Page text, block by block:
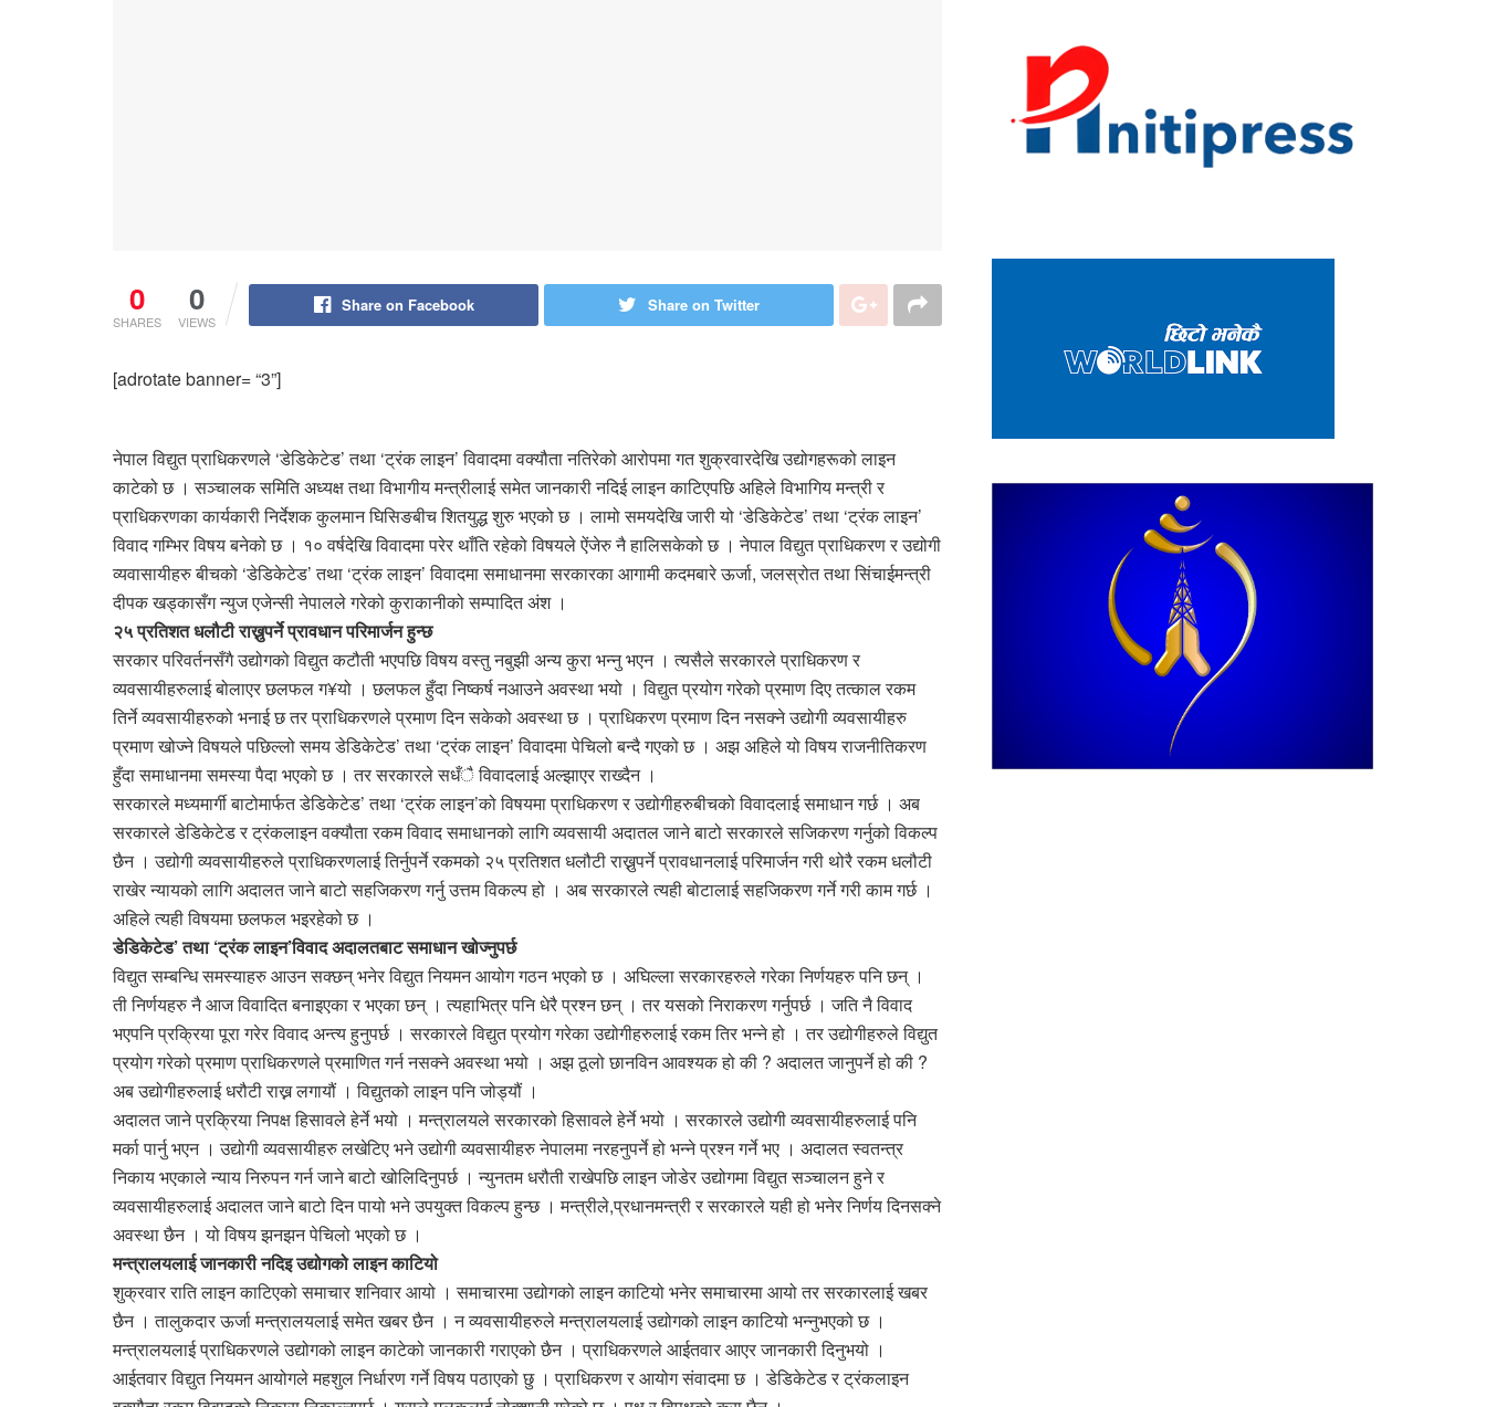
0
SHARES
0
VIEWS
Share on Facebook Share on Twitter
[adrotate banner= “3”]
नेपाल विद्युत प्राधिकरणले ‘डेडिकेटेड’ तथा ‘ट्रंक लाइन’ विवादमा वक्यौता नतिरेको आरोपमा गत शुक्रवारदेखि उद्योगहरूको लाइन
काटेको छ । सञ्चालक समिति अध्यक्ष तथा विभागीय मन्त्रीलाई समेत जानकारी नदिई लाइन काटिएपछि अहिले विभागिय मन्त्री र
प्राधिकरणका कार्यकारी निर्देशक कुलमान घिसिङबीच शितयुद्ध शुरु भएको छ । लामो समयदेखि जारी यो ‘डेडिकेटेड’ तथा ‘ट्रंक लाइन’
विवाद गम्भिर विषय बनेको छ । १० वर्षदेखि विवादमा परेर थाँति रहेको विषयले ऐंजेरु नै हालिसकेको छ । नेपाल विद्युत प्राधिकरण र उद्योगी
व्यवासायीहरु बीचको ‘डेडिकेटेड’ तथा ‘ट्रंक लाइन’ विवादमा समाधानमा सरकारका आगामी कदमबारे ऊर्जा, जलस्रोत तथा सिंचाईमन्त्री
दीपक खड्कासँग न्युज एजेन्सी नेपालले गरेको कुराकानीको सम्पादित अंश ।
२५ प्रतिशत धलौटी राख्नुपर्ने प्रावधान परिमार्जन हुन्छ
सरकार परिवर्तनसँगै उद्योगको विद्युत कटौती भएपछि विषय वस्तु नबुझी अन्य कुरा भन्नु भएन । त्यसैले सरकारले प्राधिकरण र
व्यवसायीहरुलाई बोलाएर छलफल ग¥यो । छलफल हुँदा निष्कर्ष नआउने अवस्था भयो । विद्युत प्रयोग गरेको प्रमाण दिए तत्काल रकम
तिर्ने व्यवसायीहरुको भनाई छ तर प्राधिकरणले प्रमाण दिन सकेको अवस्था छ । प्राधिकरण प्रमाण दिन नसक्ने उद्योगी व्यवसायीहरु
प्रमाण खोज्ने विषयले पछिल्लो समय डेडिकेटेड’ तथा ‘ट्रंक लाइन’ विवादमा पेचिलो बन्दै गएको छ । अझ अहिले यो विषय राजनीतिकरण
हुँदा समाधानमा समस्या पैदा भएको छ । तर सरकारले सधँै विवादलाई अल्झाएर राख्दैन ।
सरकारले मध्यमार्गी बाटोमार्फत डेडिकेटेड’ तथा ‘ट्रंक लाइन’को विषयमा प्राधिकरण र उद्योगीहरुबीचको विवादलाई समाधान गर्छ । अब
सरकारले डेडिकेटेड र ट्रंकलाइन वक्यौता रकम विवाद समाधानको लागि व्यवसायी अदातल जाने बाटो सरकारले सजिकरण गर्नुको विकल्प
छैन । उद्योगी व्यवसायीहरुले प्राधिकरणलाई तिर्नुपर्ने रकमको २५ प्रतिशत धलौटी राख्नुपर्ने प्रावधानलाई परिमार्जन गरी थोरै रकम धलौटी
राखेर न्यायको लागि अदालत जाने बाटो सहजिकरण गर्नु उत्तम विकल्प हो । अब सरकारले त्यही बोटालाई सहजिकरण गर्ने गरी काम गर्छ ।
अहिले त्यही विषयमा छलफल भइरहेको छ ।
डेडिकेटेड’ तथा ‘ट्रंक लाइन’विवाद अदालतबाट समाधान खोज्नुपर्छ
विद्युत सम्बन्धि समस्याहरु आउन सक्छन् भनेर विद्युत नियमन आयोग गठन भएको छ । अघिल्ला सरकारहरुले गरेका निर्णयहरु पनि छन् ।
ती निर्णयहरु नै आज विवादित बनाइएका र भएका छन् । त्यहाभित्र पनि धेरै प्रश्न छन् । तर यसको निराकरण गर्नुपर्छ । जति नै विवाद
भएपनि प्रक्रिया पूरा गरेर विवाद अन्त्य हुनुपर्छ । सरकारले विद्युत प्रयोग गरेका उद्योगीहरुलाई रकम तिर भन्ने हो । तर उद्योगीहरुले विद्युत
प्रयोग गरेको प्रमाण प्राधिकरणले प्रमाणित गर्न नसक्ने अवस्था भयो । अझ ठूलो छानविन आवश्यक हो की ? अदालत जानुपर्ने हो की ?
अब उद्योगीहरुलाई धरौटी राख्न लगायौं । विद्युतको लाइन पनि जोड्यौं ।
अदालत जाने प्रक्रिया निपक्ष हिसावले हेर्ने भयो । मन्त्रालयले सरकारको हिसावले हेर्ने भयो । सरकारले उद्योगी व्यवसायीहरुलाई पनि
मर्का पार्नु भएन । उद्योगी व्यवसायीहरु लखेटिए भने उद्योगी व्यवसायीहरु नेपालमा नरहनुपर्ने हो भन्ने प्रश्न गर्ने भए । अदालत स्वतन्त्र
निकाय भएकाले न्याय निरुपन गर्न जाने बाटो खोलिदिनुपर्छ । न्युनतम धरौती राखेपछि लाइन जोडेर उद्योगमा विद्युत सञ्चालन हुने र
व्यवसायीहरुलाई अदालत जाने बाटो दिन पायो भने उपयुक्त विकल्प हुन्छ । मन्त्रीले,प्रधानमन्त्री र सरकारले यही हो भनेर निर्णय दिनसक्ने
अवस्था छैन । यो विषय झनझन पेचिलो भएको छ ।
मन्त्रालयलाई जानकारी नदिइ उद्योगको लाइन काटियो
शुक्रवार राति लाइन काटिएको समाचार शनिवार आयो । समाचारमा उद्योगको लाइन काटियो भनेर समाचारमा आयो तर सरकारलाई खबर
छैन । तालुकदार ऊर्जा मन्त्रालयलाई समेत खबर छैन । न व्यवसायीहरुले मन्त्रालयलाई उद्योगको लाइन काटियो भन्नुभएको छ ।
मन्त्रालयलाई प्राधिकरणले उद्योगको लाइन काटेको जानकारी गराएको छैन । प्राधिकरणले आईतवार आएर जानकारी दिनुभयो ।
आईतवार विद्युत नियमन आयोगले महशुल निर्धारण गर्ने विषय पठाएको छु । प्राधिकरण र आयोग संवादमा छ । डेडिकेटेड र ट्रंकलाइन